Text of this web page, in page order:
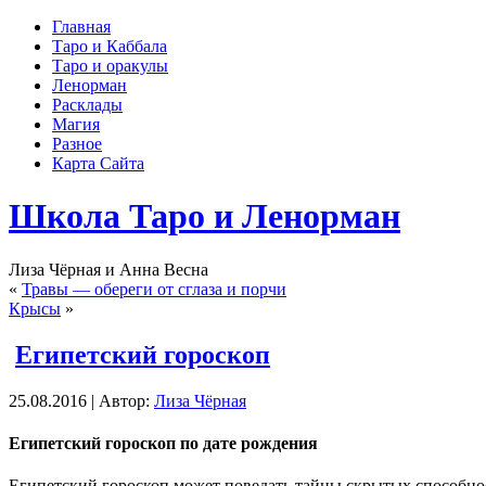
Главная
Таро и Каббала
Таро и оракулы
Ленорман
Расклады
Магия
Разное
Карта Сайта
Школа Таро и Ленорман
Лиза Чёрная и Анна Весна
« Травы — обереги от сглаза и порчи
Крысы »
Египетский гороскоп
25.08.2016 | Автор: Лиза Чёрная
Египетский гороскоп по дате рождения